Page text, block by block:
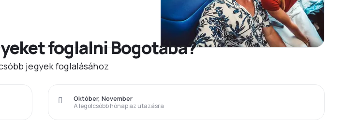
foglalni Bogotába?
jegyek foglalásához
A legolcsóbb hónap az utazásra
Október, November